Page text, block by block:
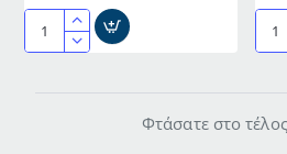
Μηχανή
Φτάσατε στο